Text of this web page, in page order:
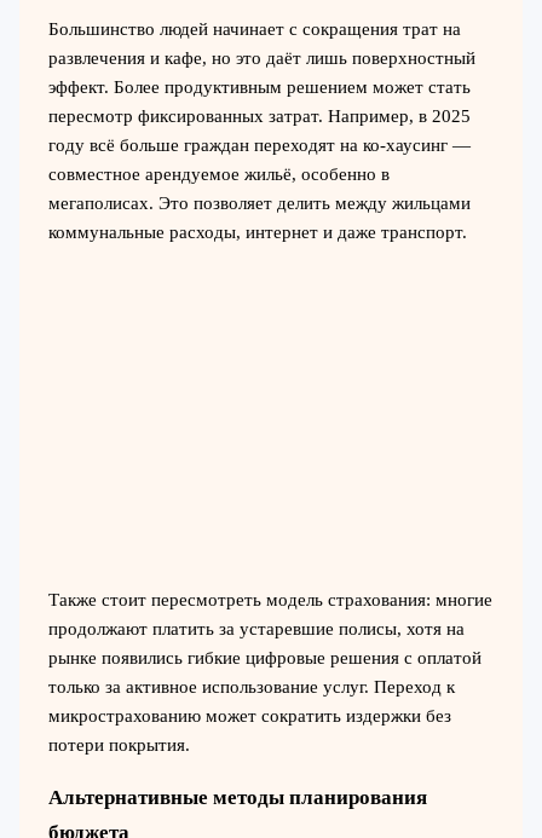
Большинство людей начинает с сокращения трат на
развлечения и кафе, но это даёт лишь поверхностный
эффект. Более продуктивным решением может стать
пересмотр фиксированных затрат. Например, в 2025
году всё больше граждан переходят на ко-хаусинг —
совместное арендуемое жильё, особенно в
мегаполисах. Это позволяет делить между жильцами
коммунальные расходы, интернет и даже транспорт.
Также стоит пересмотреть модель страхования: многие
продолжают платить за устаревшие полисы, хотя на
рынке появились гибкие цифровые решения с оплатой
только за активное использование услуг. Переход к
микрострахованию может сократить издержки без
потери покрытия.
Альтернативные методы планирования
бюджета